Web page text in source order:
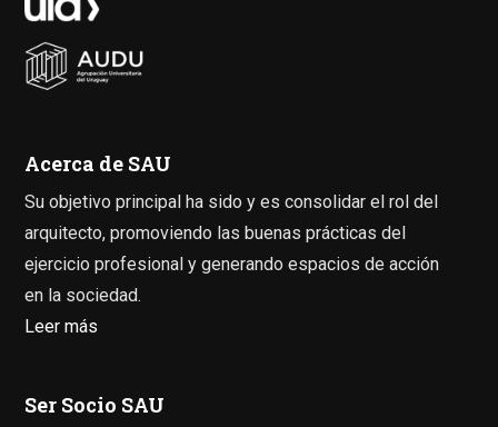
Acerca de SAU
Su objetivo principal ha sido y es consolidar el rol del
arquitecto, promoviendo las buenas prácticas del
ejercicio profesional y generando espacios de acción
en la sociedad.
Leer más
Ser Socio SAU